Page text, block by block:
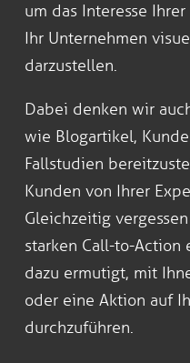
um das Interesse
Ihr Unternehmen
darzustellen.
Dabei denken wir
wie Blogartikel,
Fallstudien
Kunden von Ihrer
Gleichzeitig
starken Call-to-Action
dazu ermutigt, mit
oder eine Aktion auf
durchzuführen.